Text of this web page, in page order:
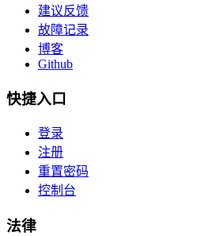
建议反馈
故障记录
博客
Github
快捷入口
登录
注册
重置密码
控制台
法律